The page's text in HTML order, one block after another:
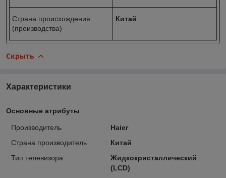
Страна происхождения
(производства)
Китай
Скрыть
Характеристики
Основные атрибуты
Производитель
Haier
Страна производитель
Китай
Тип телевизора
Жидкокристаллический
(LCD)